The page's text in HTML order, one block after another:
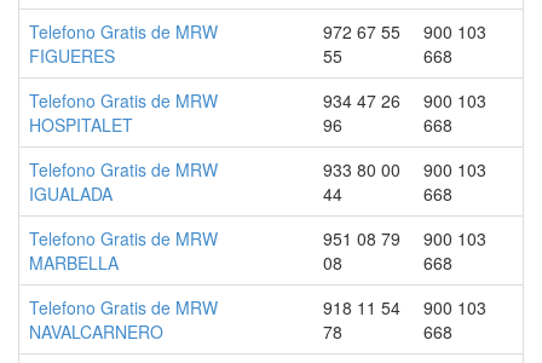
Telefono Gratis de MRW
FIGUERES
972 67 55
55
900 103
668
Telefono Gratis de MRW
HOSPITALET
934 47 26
96
900 103
668
Telefono Gratis de MRW
IGUALADA
933 80 00
44
900 103
668
Telefono Gratis de MRW
MARBELLA
951 08 79
08
900 103
668
Telefono Gratis de MRW
NAVALCARNERO
918 11 54
78
900 103
668